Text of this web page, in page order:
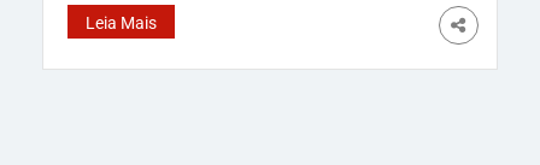
em um centro de detenção no estado americano
do Texas. Ex-base naval, o centro de detenção
de Port Isabel, na cidade de Los Fresnos, fica a
Leia Mais